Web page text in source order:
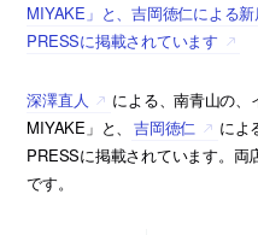
MIYAKE」と、吉岡徳仁による
PRESSに掲載されています
深澤直人
による、南青山の
MIYAKE」と、
吉岡徳仁
によ
PRESSに掲載されています。両
です。